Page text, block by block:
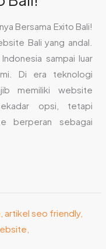
Bersama Exito Bali!
Bali yang andal.
sampai luar
Di era teknologi
memiliki website
opsi, tetapi
berperan sebagai